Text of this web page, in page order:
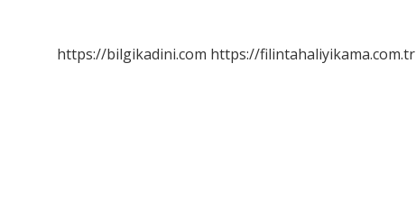
https://bilgikadini.com https://filintahaliyikama.com.tr